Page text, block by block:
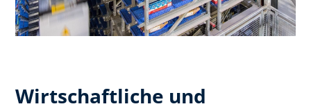
Wirtschaftliche und